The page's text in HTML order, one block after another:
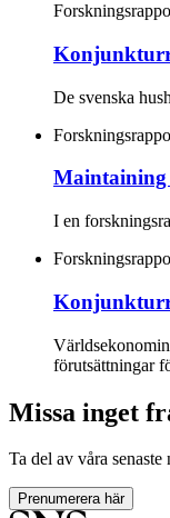
De svenska
Maintaining
I en
förutsättningar
Missa inget
Ta del av våra
Prenumerera här